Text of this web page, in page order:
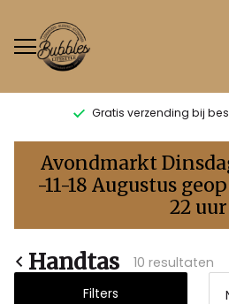
Gratis verzending bij
Handtas
Bubbles
Sluis
Avondmarkt
-11-18 Augustus
22 uur
Handtas
10 resultaten
Filters